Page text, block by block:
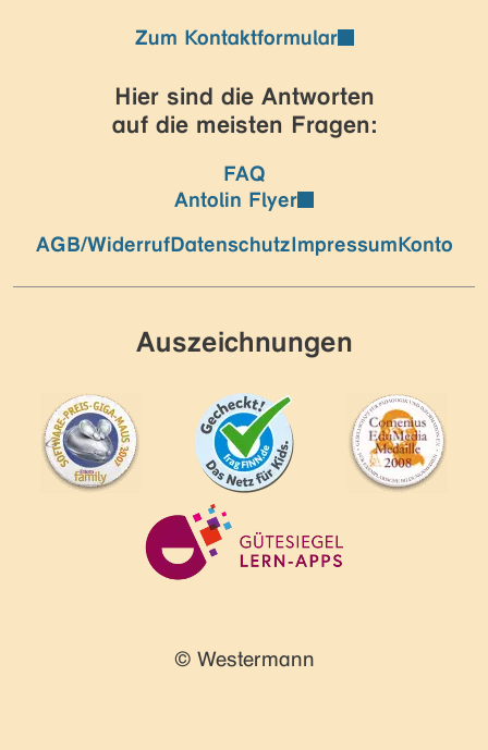
Zum Kontaktformular
Hier sind die Antworten
auf die meisten Fragen:
FAQ
Antolin Flyer
AGB/WiderrufDatenschutzImpressumKonto
Auszeichnungen
© Westermann